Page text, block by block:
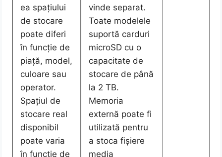
ea spațiului
de stocare
poate diferi
în funcție de
piață, model,
culoare sau
operator.
Spațiul de
stocare real
disponibil
poate varia
în funcție de
vinde separat.
Toate modelele
suportă carduri
microSD cu o
capacitate de
stocare de până
la 2 TB.
Memoria
externă poate fi
utilizată pentru
a stoca fișiere
media